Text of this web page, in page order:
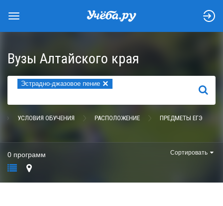
Вузы Алтайского края
Эстрадно-джазовое пение ×
НАЙТИ
УСЛОВИЯ ОБУЧЕНИЯ РАСПОЛОЖЕНИЕ ПРЕДМЕТЫ ЕГЭ
0 программ Сортировать